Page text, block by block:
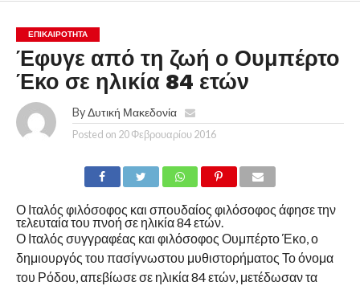
ΕΠΙΚΑΙΡΟΤΗΤΑ
Έφυγε από τη ζωή ο Ουμπέρτο
Έκο σε ηλικία 84 ετών
By Δυτική Μακεδονία
Posted on 20 Φεβρουαρίου 2016
Ο Ιταλός φιλόσοφος και σπουδαίος φιλόσοφος άφησε την
τελευταία του πνοή σε ηλικία 84 ετών.
Ο Ιταλός συγγραφέας και φιλόσοφος Ουμπέρτο Έκο, ο
δημιουργός του πασίγνωστου μυθιστορήματος Το όνομα
του Ρόδου, απεβίωσε σε ηλικία 84 ετών, μετέδωσαν τα